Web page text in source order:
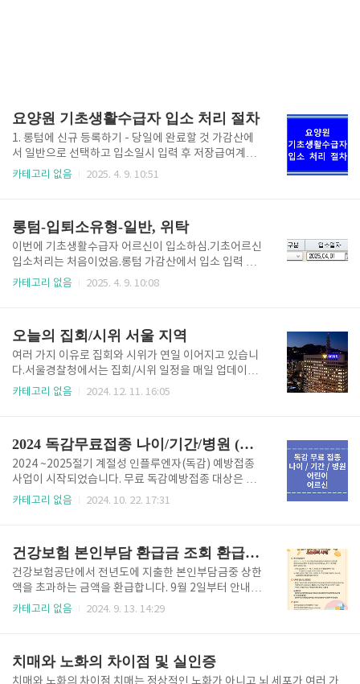
요양원 기초생활수급자 입소 처리 절차
1. 롱텀에 신규 등록하기 - 당일에 완료할 것 가감산에
서 일반으로 선택하고 입소일시 입력 후 저장급여계약
통보서를 입력하여 저장급여제공계획서 입력 후 통보
르니 고유번호증, 장기요양기관 지정서 사본 가져감) 3.
요양원으로 실사 나온 후 처리완료 됨. 실사 나왔을 때
침실에 어느 어르신 계신지 이름표 붙여놓은 거 사진 찍
어감.그러니 게시판 등 입소자 이름 들어가야 하는거 먼
저 갱신해 놓기. 4. 희망이음에 입소보고 대상자 등록은
에 해도 ..
카테고리 없음 2025. 4. 9. 10:51
롱텀-입퇴소유형-일반, 위탁
이번에 기초생활수급자 어르신이 입소하심.기초어르신
입소처리는 처음이었음.롱텀 가감산에서 입소 입력 하
는데 입퇴소유형이 일반, 위탁, 특례가 선택창에 뜸 (특
에 위탁으로 입력함.뭐라도 늦어지면 청구에서 손해볼
까봐 마음이 급했었음.그런데 계속 찜찜한거임.카페랑
네이버를 이 잡듯 뒤졌으나 마땅한 답이 없었음.결국 오
늘 공단에 전화함.엄청 기다리고 전화 돌리고 그런 거
싫어서 카페가입하고 질문하는 건데 이럴 수가 ㅠㅠ다
의해서 보건복지부 장관이나 지자..
카테고리 없음 2025. 4. 9. 10:08
오늘의 집회/시위 서울 지역
여러 가지 이유로 집회와 시위가 연일 이어지고 있습니
다.서울경찰청에서는 집회/시위 일정을 매일 업데이트
하고 있으니 참고하시면 좋을 것 같습니다.신고 인원과
카테고리 없음 2024. 12. 11. 16:05
2024 독감무료접종 나이/기간/병원 (인플루엔자)
2024 ~2025절기 계절성 인플루엔자(독감) 예방접종
사업이 시작되었습니다. 무료 독감예방접종 대상은 대
상은 생후 6개월 ~ 13세 어린이와 65세 이상의 어르신
이 : 생후 6개월 ~ 13세 어린이 (2011.1.1 ~2024.8.3
1) 🔸날짜 및 기간 : 1회 접종대상자 - 2024.9.20 ~ 20
25.4.30 2회 접종대상자 - 2024.10.2
~ 2025.4.30 어린이 독감접종 병원 조회 어르신🔸나이
: 65세 이상 (1959.12.31 이전 출생자)🔸지원기간 :..
카테고리 없음 2024. 10. 22. 17:31
건강보험 본인부담 환급금 조회 환급받기 본인부담상한액 초과금
건강보험공단에서 전년도에 지출한 본인부담금중 상한
액을 초과하는 금액을 환급합니다. 9월 2일부터 안내문
을 발송하였지만 못받은 분들이나 환급대상인지 궁금
폰) 다운받기 홈페이지에서 환급받기 1. 다음이나 네이
버에서 건강보험공단을 검색한다.2. 로그인을 한다. (네
카테고리 없음 2024. 9. 13. 14:29
치매와 노화의 차이점 및 실인증